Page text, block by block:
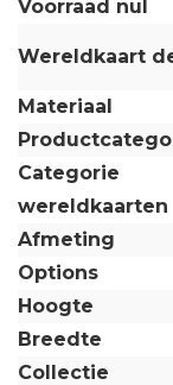
Voorraad nul
Wereldkaart
Materiaal
Categorie
wereldkaarten
Afmeting
Options
Hoogte
Breedte
Collectie